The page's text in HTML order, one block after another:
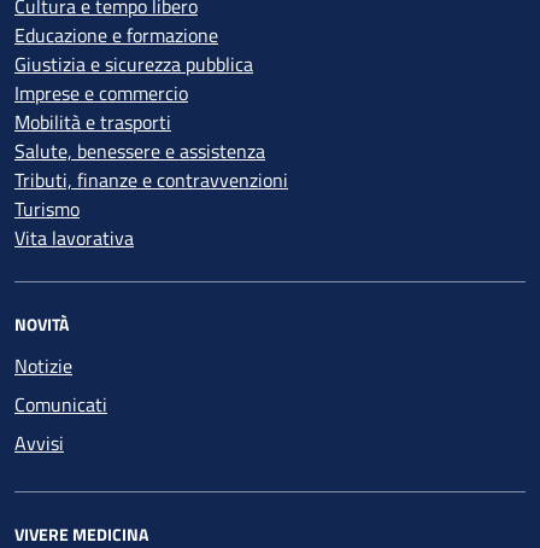
Cultura e tempo libero
Educazione e formazione
Giustizia e sicurezza pubblica
Imprese e commercio
Mobilità e trasporti
Salute, benessere e assistenza
Tributi, finanze e contravvenzioni
Turismo
Vita lavorativa
NOVITÀ
Notizie
Comunicati
Avvisi
VIVERE MEDICINA